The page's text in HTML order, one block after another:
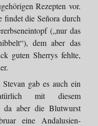
Rezepten vor.
findet die Señora durch
(„nur das
dem aber das
guten Sherrys fehlte,
gab es auch ein
mit diesem
da aber die Blutwurst
eine Andalusien-